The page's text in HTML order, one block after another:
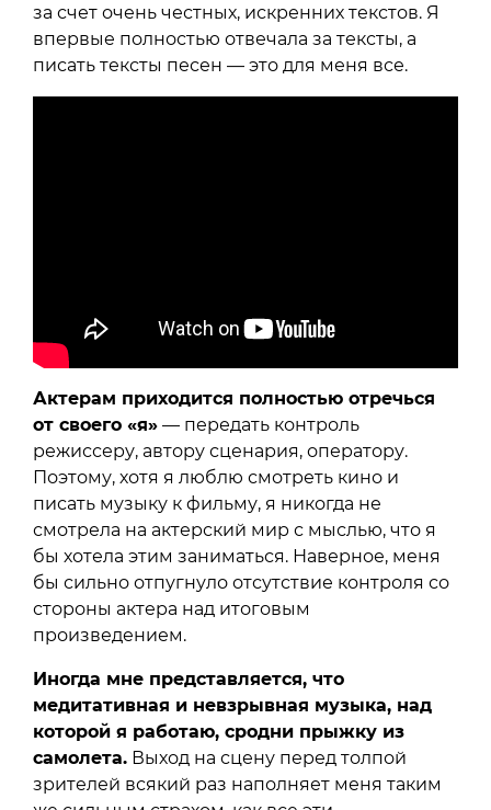
за счет очень честных, искренних текстов. Я
впервые полностью отвечала за тексты, а
писать тексты песен — это для меня все.
Актерам приходится полностью отречься
от своего «я» — передать контроль
режиссеру, автору сценария, оператору.
Поэтому, хотя я люблю смотреть кино и
писать музыку к фильму, я никогда не
смотрела на актерский мир с мыслью, что я
бы хотела этим заниматься. Наверное, меня
бы сильно отпугнуло отсутствие контроля со
стороны актера над итоговым
произведением.
Иногда мне представляется, что
медитативная и невзрывная музыка, над
которой я работаю, сродни прыжку из
самолета. Выход на сцену перед толпой
зрителей всякий раз наполняет меня таким